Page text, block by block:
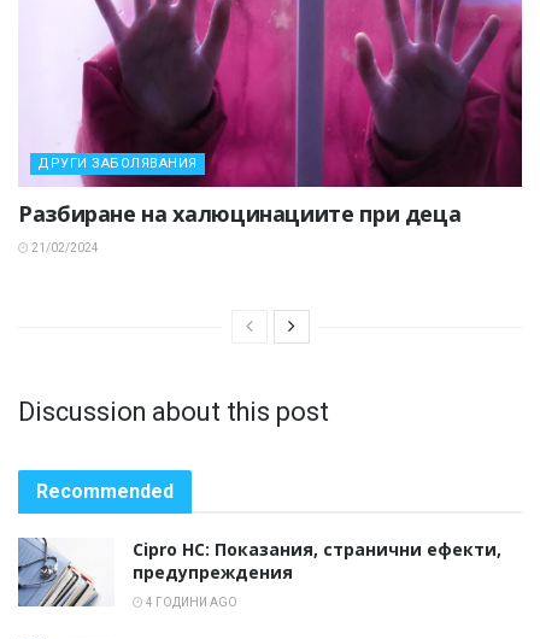
ДРУГИ ЗАБОЛЯВАНИЯ
Разбиране на халюцинациите при деца
21/02/2024
Discussion about this post
Recommended
Cipro HC: Показания, странични ефекти,
предупреждения
4 ГОДИНИ AGO